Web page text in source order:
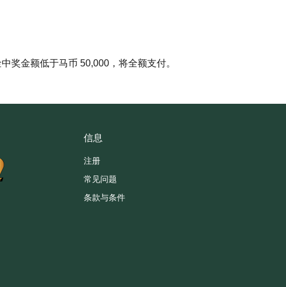
奖金额低于马币 50,000，将全额支付。
信息
注册
常见问题
条款与条件